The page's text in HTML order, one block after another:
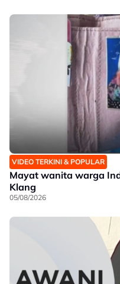
VIDEO TERKINI & POPULAR
Mayat wanita warga
Klang
05/08/2026